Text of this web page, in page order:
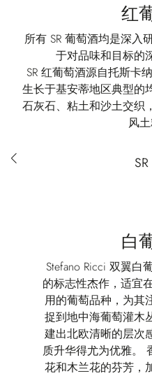
红
所有 SR 葡萄酒均是深入
于对品味和目标的
SR 红葡萄酒源自托斯卡
生长于基安蒂地区典型的
石灰石、粘土和沙土交织
风土
Red wines selection
白
Stefano Ricci 双翼白
的标志性杰作，适宜
用的葡萄品种，为其
捉到地中海葡萄灌木
建出北欧清晰的层次
质升华得尤为优雅。
花和木兰花的芬芳，